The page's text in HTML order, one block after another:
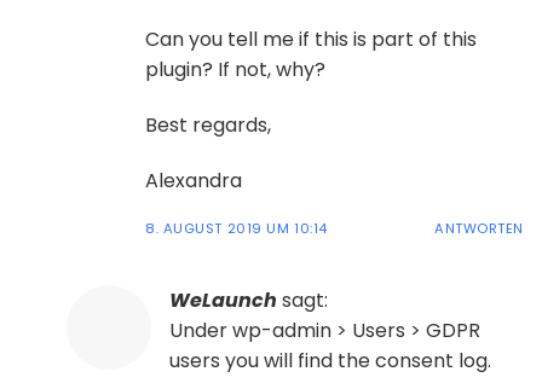
Can you tell me if this is part of this
plugin? If not, why?
Best regards,
Alexandra
8. AUGUST 2019 UM 10:14 ANTWORTEN
WeLaunch sagt:
Under wp-admin > Users > GDPR
users you will find the consent log.